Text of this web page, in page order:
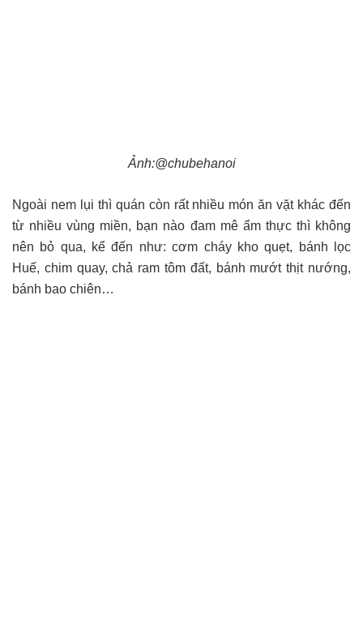
Ảnh:@chubehanoi
Ngoài nem lụi thì quán còn rất nhiều món ăn vặt khác đến
từ nhiều vùng miền, bạn nào đam mê ẩm thực thì không
nên bỏ qua, kể đến như: cơm cháy kho quẹt, bánh lọc
Huế, chim quay, chả ram tôm đất, bánh mướt thịt nướng,
bánh bao chiên…